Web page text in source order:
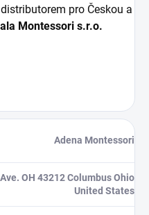
pro Českou a
Montessori s.r.o.
Adena Montessori
OH 43212 Columbus Ohio
United States